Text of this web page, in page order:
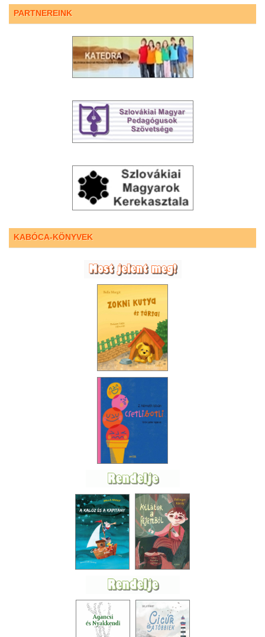
PARTNEREINK
KABÓCA-KÖNYVEK